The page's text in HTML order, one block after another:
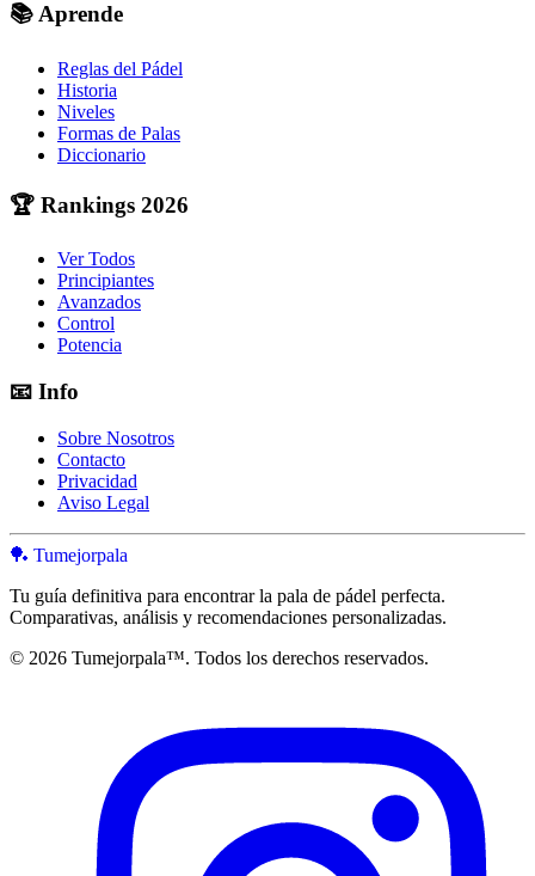
📚 Aprende
Reglas del Pádel
Historia
Niveles
Formas de Palas
Diccionario
🏆 Rankings 2026
Ver Todos
Principiantes
Avanzados
Control
Potencia
📧 Info
Sobre Nosotros
Contacto
Privacidad
Aviso Legal
🏓 Tumejorpala
Tu guía definitiva para encontrar la pala de pádel perfecta.
Comparativas, análisis y recomendaciones personalizadas.
© 2026 Tumejorpala™. Todos los derechos reservados.